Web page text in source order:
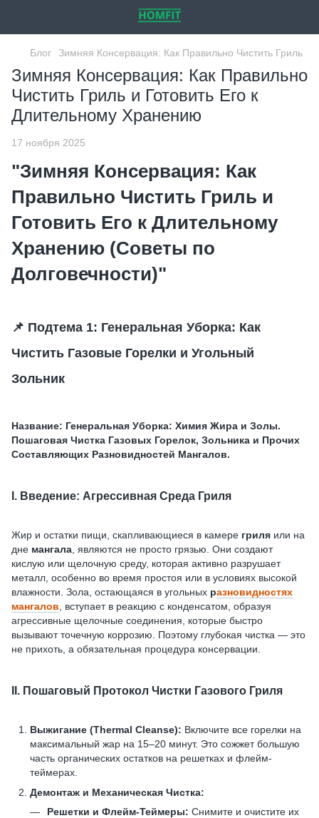
Блог Зимняя Консервация: Как Правильно Чистить Гриль
Зимняя Консервация: Как Правильно
Чистить Гриль и Готовить Его к
Длительному Хранению
17 ноября 2025
"Зимняя Консервация: Как
Правильно Чистить Гриль и
Готовить Его к Длительному
Хранению (Советы по
Долговечности)"
📌 Подтема 1: Генеральная Уборка: Как
Чистить Газовые Горелки и Угольный
Зольник
Название: Генеральная Уборка: Химия Жира и Золы.
Пошаговая Чистка Газовых Горелок, Зольника и Прочих
Составляющих Разновидностей Мангалов.
I. Введение: Агрессивная Среда Гриля
Жир и остатки пищи, скапливающиеся в камере гриля или на
дне мангала , являются не просто грязью. Они создают
кислую или щелочную среду, которая активно разрушает
металл, особенно во время простоя или в условиях высокой
влажности. Зола, остающаяся в угольных разновидностях
мангалов , вступает в реакцию с конденсатом, образуя
агрессивные щелочные соединения, которые быстро
вызывают точечную коррозию. Поэтому глубокая чистка — это
не прихоть, а обязательная процедура консервации.
II. Пошаговый Протокол Чистки Газового Гриля
Выжигание (Thermal Cleanse): Включите все горелки на
максимальный жар на 15–20 минут. Это сожжет большую
часть органических остатков на решетках и флейм-
теймерах.
Демонтаж и Механическая Чистка:
Решетки и Флейм-Теймеры: Снимите и очистите их